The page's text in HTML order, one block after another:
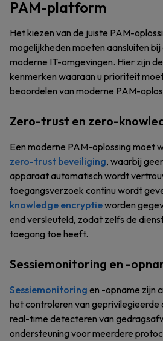
PAM-platform
Het kiezen van de juiste PAM-
mogelijkheden moeten aansluiten
moderne IT-omgevingen. Hier zijn
kenmerken waaraan u prioriteit
beoordelen van moderne PAM-
Zero-trust en zero-
Een moderne PAM-oplossing moet
zero-trust beveiliging, waarbij
apparaat automatisch wordt
toegangsverzoek continu wordt
knowledge encryptieworden
end versleuteld, zodat zelfs de
toegang toe heeft.
Sessiemonitoring en -
Sessiemonitoring en -opname zijn
het controleren van geprivilegieerde
real-time detecteren van
ondersteuning voor meerdere